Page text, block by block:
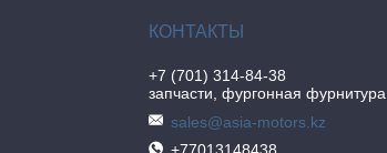
+7 (701) 314-84-38
запчасти, фургонная фурнитура
sales@asia-motors.kz